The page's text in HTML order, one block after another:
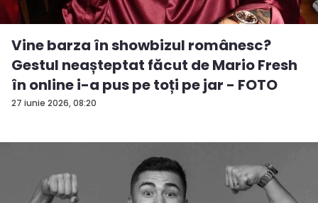
27 iunie 2026, 08:20
Vine barza în showbizul românesc?
Gestul neașteptat făcut de Mario Fresh
în online i-a pus pe toți pe jar - FOTO